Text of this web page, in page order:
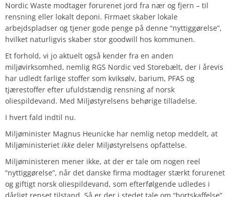
Nordic Waste modtager forurenet jord fra nær og fjern – til
rensning eller lokalt deponi. Firmaet skaber lokale
arbejdspladser og tjener gode penge på denne “nyttiggørelse”,
hvilket naturligvis skaber stor goodwill hos kommunen.
Et forhold, vi jo aktuelt også kender fra en anden
miljøvirksomhed, nemlig RGS Nordic ved Storebælt, der i årevis
har udledt farlige stoffer som kviksølv, barium, PFAS og
tjærestoffer efter ufuldstændig rensning af norsk
oliespildevand. Med Miljøstyrelsens behørige tilladelse.
I hvert fald indtil nu.
Miljøminister Magnus Heunicke har nemlig netop meddelt, at
Miljøministeriet ikke deler Miljøstyrelsens opfattelse.
Miljøministeren mener ikke, at der er tale om nogen reel
“nyttiggørelse”, når det danske firma modtager stærkt forurenet
og giftigt norsk oliespildevand, som efterfølgende udledes i